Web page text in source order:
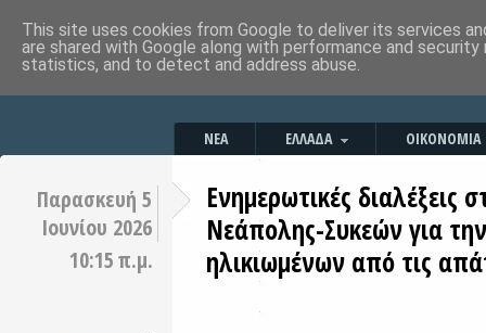
ΝΕΑ ΕΛΛΑΔΑ ΟΙΚΟΝΟΜΙΑ
Παρασκευή 5
Ιουνίου 2026
10:15 π.μ.
Ενημερωτικές
Νεάπολης-Συκεών για
ηλικιωμένων από τις
This site uses cookies from Google to deliver its services
are shared with Google along with performance and
statistics, and to detect and address abuse.